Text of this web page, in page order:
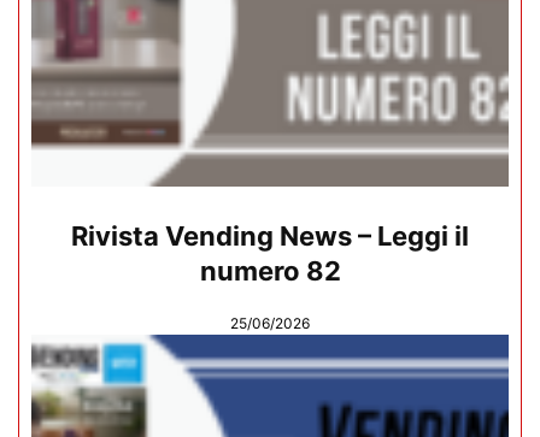
Rivista Vending News – Leggi il
numero 82
25/06/2026